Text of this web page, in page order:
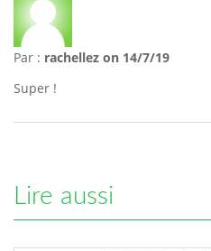
Par : rachellez on 14/7/19
Super !
Lire aussi